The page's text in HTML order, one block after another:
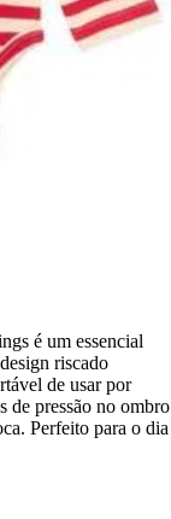
é um essencial
riscado
de usar por
de pressão no ombro
Perfeito para o dia